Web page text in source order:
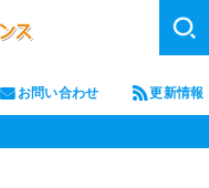
お問い合わせ 更新情報